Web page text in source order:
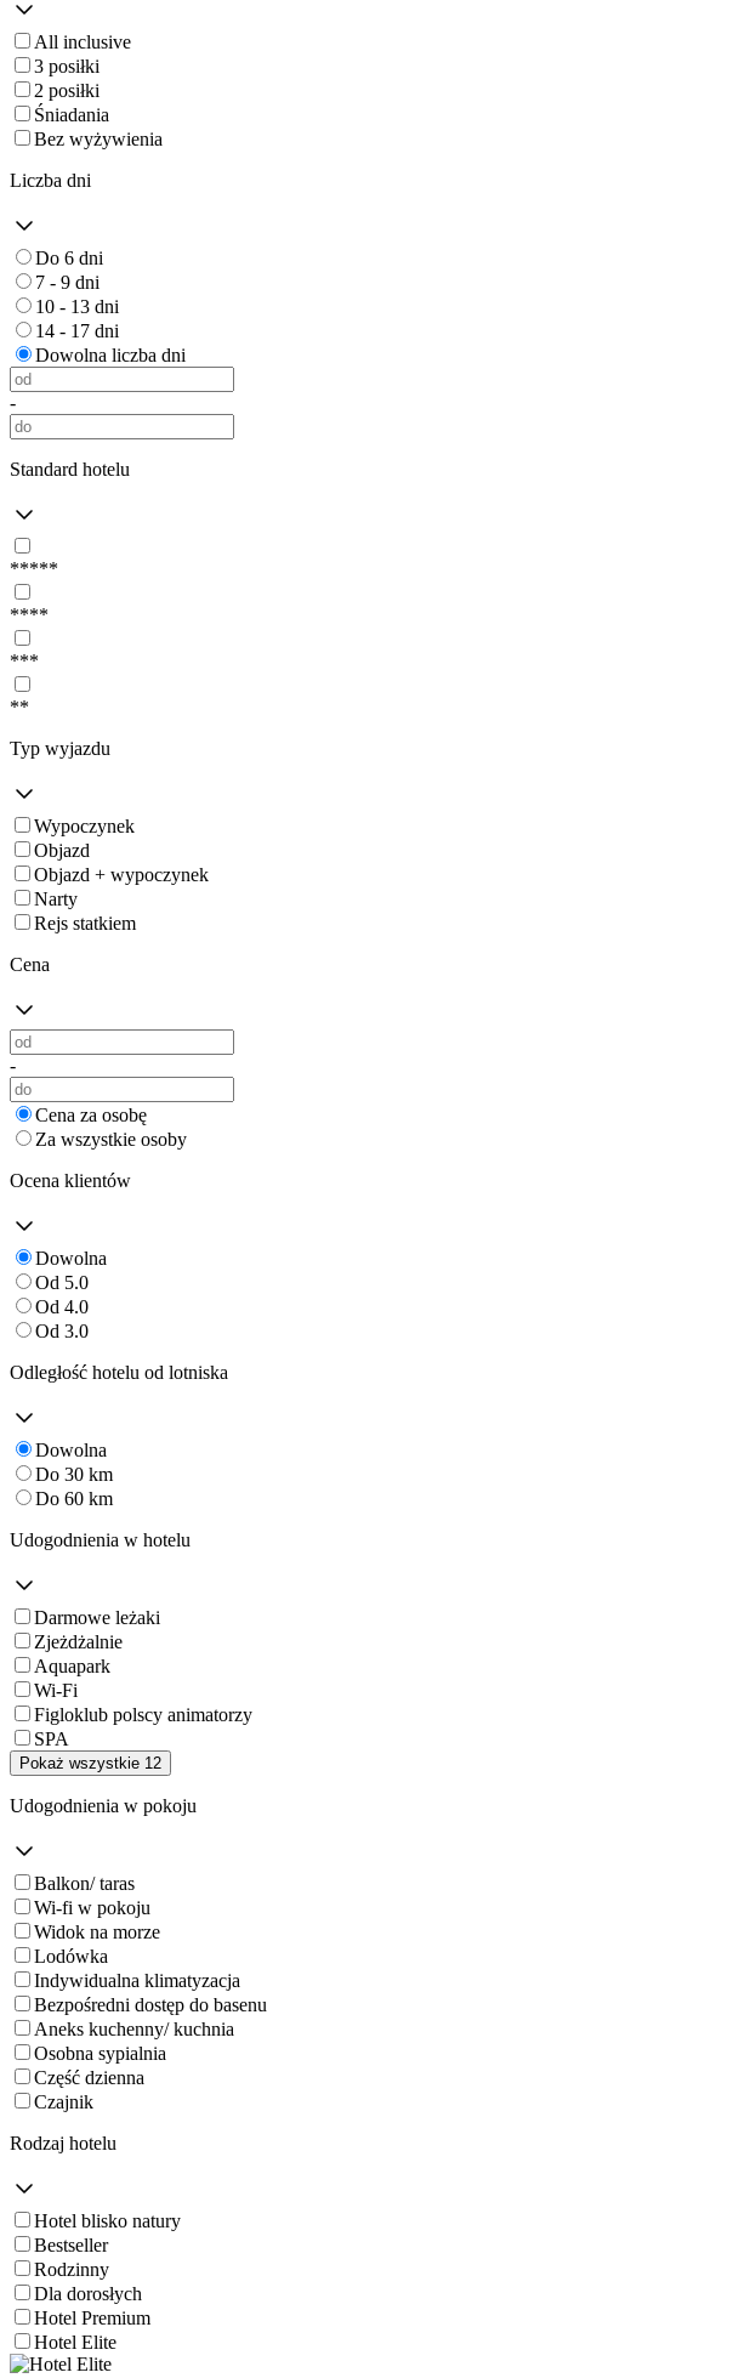
All inclusive
3 posiłki
2 posiłki
Śniadania
Bez wyżywienia
Liczba dni
Do 6 dni
7 - 9 dni
10 - 13 dni
14 - 17 dni
Dowolna liczba dni
-
Standard hotelu
*****
****
***
**
Typ wyjazdu
Wypoczynek
Objazd
Objazd + wypoczynek
Narty
Rejs statkiem
Cena
-
Cena za osobę
Za wszystkie osoby
Ocena klientów
Dowolna
Od 5.0
Od 4.0
Od 3.0
Odległość hotelu od lotniska
Dowolna
Do 30 km
Do 60 km
Udogodnienia w hotelu
Darmowe leżaki
Zjeżdżalnie
Aquapark
Wi-Fi
Figloklub polscy animatorzy
SPA
Pokaż wszystkie 12
Udogodnienia w pokoju
Balkon/ taras
Wi-fi w pokoju
Widok na morze
Lodówka
Indywidualna klimatyzacja
Bezpośredni dostęp do basenu
Aneks kuchenny/ kuchnia
Osobna sypialnia
Część dzienna
Czajnik
Rodzaj hotelu
Hotel blisko natury
Bestseller
Rodzinny
Dla dorosłych
Hotel Premium
Hotel Elite